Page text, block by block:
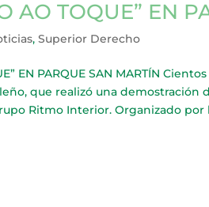
AO TOQUE” EN
,Superior Derecho
EN PARQUE SAN MARTÍN
que realizó una demostración
Ritmo Interior. Organizado por